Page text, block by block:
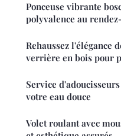
Ponceuse vibrante
polyvalence au
Rehaussez l'élégance
verrière en bois pour
Service
votre eau douce
Volet roulant avec